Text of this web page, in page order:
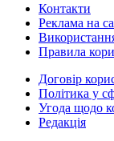
Контакти
Реклама на
Правила
Договір
Політика у
Угода щодо
Редакція